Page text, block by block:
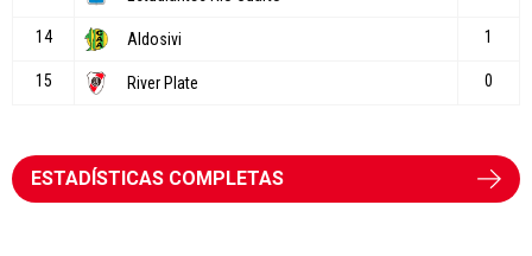
ESTADÍSTICAS COMPLETAS